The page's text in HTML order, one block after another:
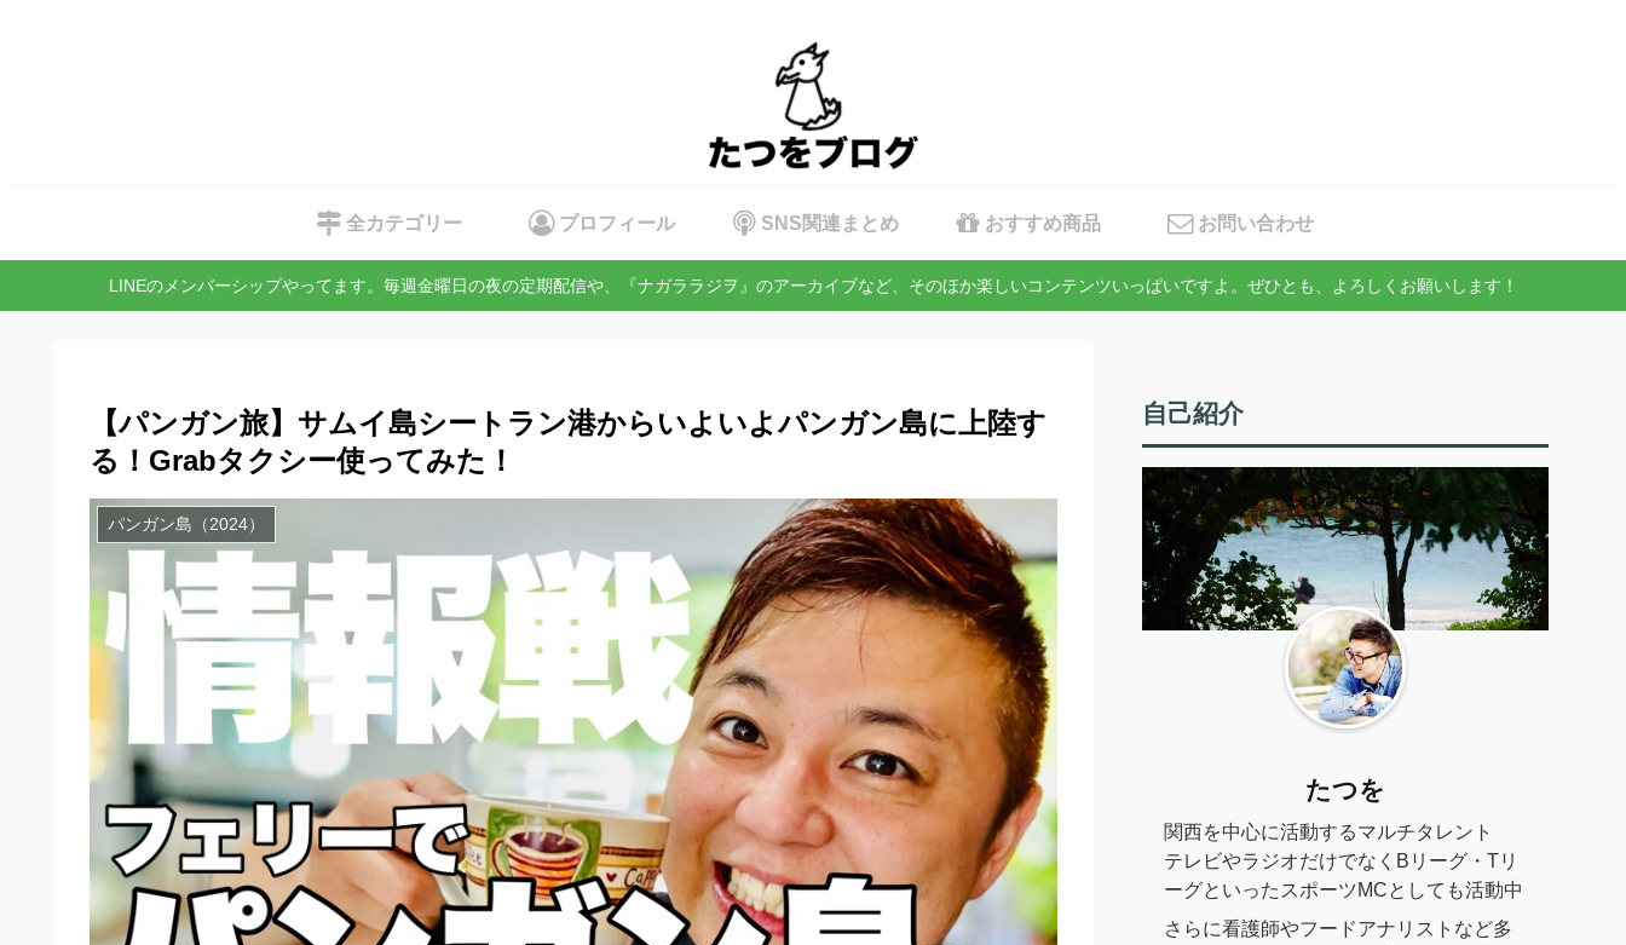
全カテゴリー プロフィール SNS関連まとめ おすすめ商品 お問い合わせ
LINEのメンバーシップやってます。毎週金曜日の夜の定期配信や、『ナガララジヲ』のアーカイブなど、そのほか楽しいコンテンツいっぱいですよ。ぜひとも、よろしくお願いします！
【パンガン旅】サムイ島シートラン港からいよいよパンガン島に上陸す
る！Grabタクシー使ってみた！
パンガン島（2024）
自己紹介
たつを
関西を中心に活動するマルチタレント
テレビやラジオだけでなくBリーグ・Tリ
ーグといったスポーツMCとしても活動中
さらに看護師やフードアナリストなど多